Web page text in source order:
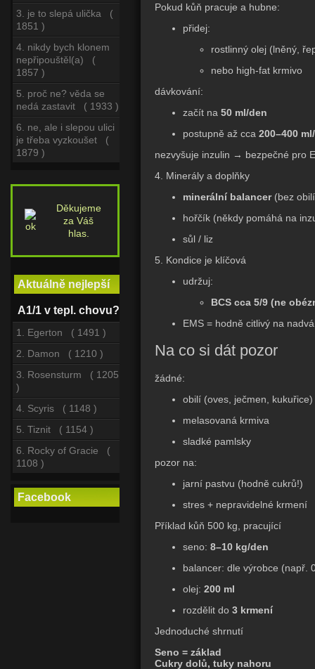
3. je to slepá ulička (
1851 )
4. nikdy bych klonem
nepřipouštěl(a) (
1857 )
5. proč ne? věda se
nedá zastavit ( 1933 )
6. ne, ale i slepou ulici
je třeba vyzkoušet (
1879 )
Děkujeme
za Váš
hlas.
Aktuálně nejlepší
A1/1 v tepl. chovu?
1. Egerton ( 1491 )
2. Damon ( 1210 )
3. Rosensturm ( 1205
)
4. Scyris ( 1148 )
5. Tiznit ( 1154 )
6. Rocky of Gracie (
1108 )
Facebook
Pokud kůň pracuje a hubne:
přidej:
rostlinný olej (lněný,
nebo high-fat krmivo
dávkování:
začít na 50 ml/den
postupně až cca 200–400
nezvyšuje inzulin → bezpečné pro
4. Minerály a doplňky
minerální balancer(bez
hořčík (někdy pomáhá na
sůl / liz
5. Kondice je klíčová
udržuj:
BCS cca 5/9 (ne
EMS = hodně citlivý na
Na co si dát pozor
žádné:
obilí (oves, ječmen, kukuřice)
melasovaná krmiva
sladké pamlsky
pozor na:
jarní pastvu (hodně cukrů!)
stres + nepravidelné krmení
Příklad kůň 500 kg, pracující
seno: 8–10 kg/den
balancer: dle výrobce (např.
olej: 200 ml
rozdělit do 3 krmení
Jednoduché shrnutí
Seno = základ
Cukry dolů, tuky nahoru